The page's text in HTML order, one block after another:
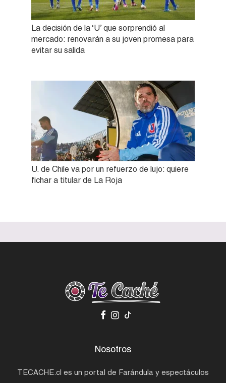
La decisión de la ‘U’ que sorprendió al
mercado: renovarán a su joven promesa para
evitar su salida
U. de Chile va por un refuerzo de lujo: quiere
fichar a titular de La Roja
Nosotros
TECACHE.cl es un portal de Farándula y espectáculos